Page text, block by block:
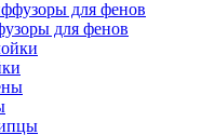
для фенов